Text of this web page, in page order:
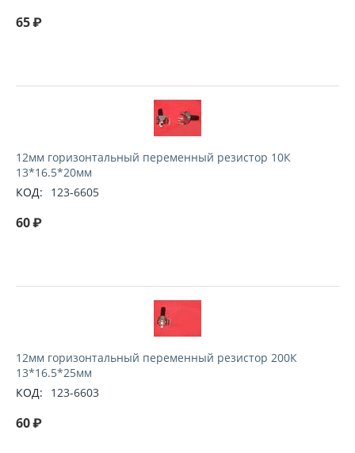
65₽
12мм горизонтальный переменный резистор 10К
13*16.5*20мм
КОД:
123-6605
60₽
12мм горизонтальный переменный резистор 200К
13*16.5*25мм
КОД:
123-6603
60₽